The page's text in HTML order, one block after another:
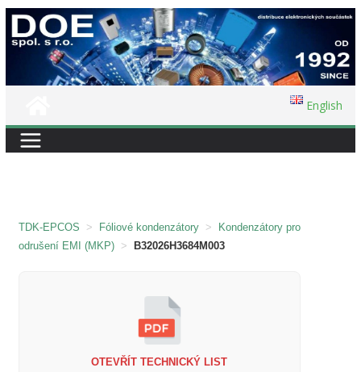
Přeskočit
na
English
TDK-EPCOS > Fóliové kondenzátory >
Kondenzátory pro
odrušení EMI (MKP) > B32026H3684M003
OTEVŘÍT TECHNICKÝ LIST